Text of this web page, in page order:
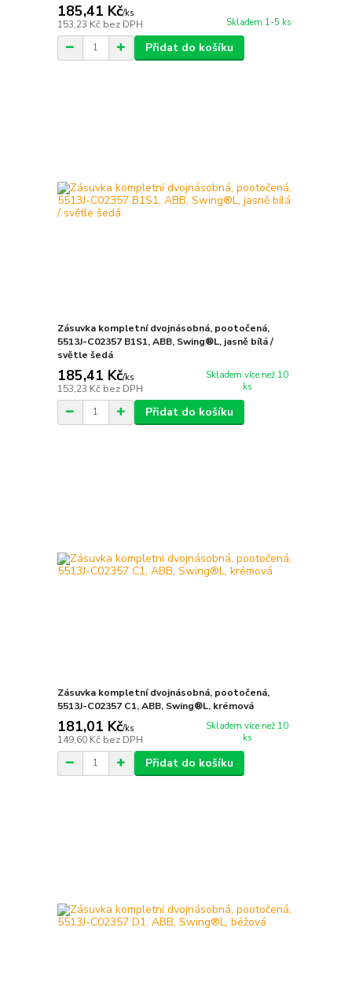
185,41 Kč/ks
153,23 Kč bez DPH Skladem 1-5 ks
Přidat do košíku
Zásuvka kompletní dvojnásobná, pootočená,
5513J-C02357 B1S1, ABB, Swing®L, jasně bílá /
světle šedá
185,41 Kč/ks
153,23 Kč bez DPH
Skladem více než 10
ks
Přidat do košíku
Zásuvka kompletní dvojnásobná, pootočená,
5513J-C02357 C1, ABB, Swing®L, krémová
181,01 Kč/ks
149,60 Kč bez DPH
Skladem více než 10
ks
Přidat do košíku